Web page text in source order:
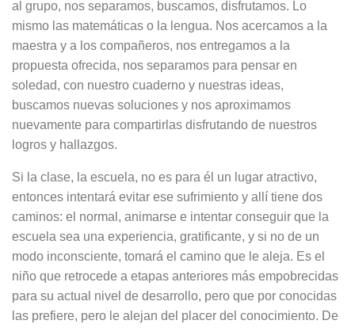
al grupo, nos separamos, buscamos, disfrutamos. Lo
mismo las matemáticas o la lengua. Nos acercamos a la
maestra y a los compañeros, nos entregamos a la
propuesta ofrecida, nos separamos para pensar en
soledad, con nuestro cuaderno y nuestras ideas,
buscamos nuevas soluciones y nos aproximamos
nuevamente para compartirlas disfrutando de nuestros
logros y hallazgos.
Si la clase, la escuela, no es para él un lugar atractivo,
entonces intentará evitar ese sufrimiento y allí tiene dos
caminos: el normal, animarse e intentar conseguir que la
escuela sea una experiencia, gratificante, y si no de un
modo inconsciente, tomará el camino que le aleja. Es el
niño que retrocede a etapas anteriores más empobrecidas
para su actual nivel de desarrollo, pero que por conocidas
las prefiere, pero le alejan del placer del conocimiento. De